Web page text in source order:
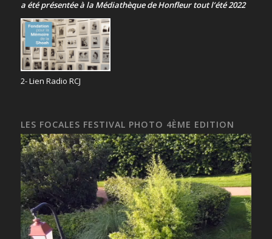
a été présentéeà la Médiathèque de Honfleur tout l’été 2022
2- Lien Radio RCJ
LES FOCALES FESTIVAL PHOTO 4ÈME EDITION